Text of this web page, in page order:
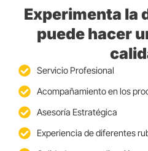
Experimenta la
puede hacer
Servicio Profesional
Acompañamiento en los
Asesoría Estratégica
Experiencia de diferentes